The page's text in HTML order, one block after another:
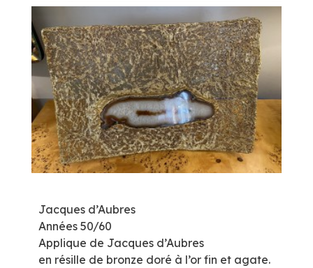
Jacques d’Aubres
Années 50/60
Applique de Jacques d’Aubres
en résille de bronze doré à l’or fin et agate.